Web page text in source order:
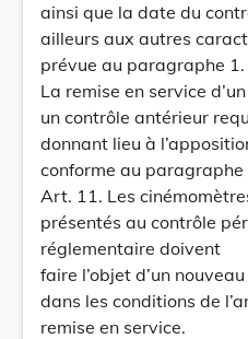
ainsi que la date du
ailleurs aux autres
prévue au paragraphe 1.
La remise en service
un contrôle antérieur
donnant lieu à
conforme au paragraphe
Art. 11. Les
présentés au contrôle
réglementaire doivent
faire l’objet d’un
dans les conditions de
remise en service.